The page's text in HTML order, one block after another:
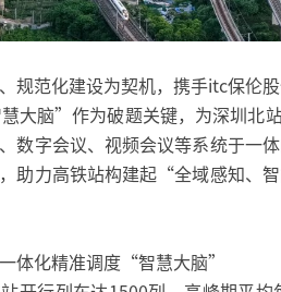
规范化建设为契机，携手itc保伦
大脑”作为破题关键，为深圳北
数字会议、视频会议等系统于一
助力高铁站构建起“全域感知、
体化精准调度“智慧大脑”